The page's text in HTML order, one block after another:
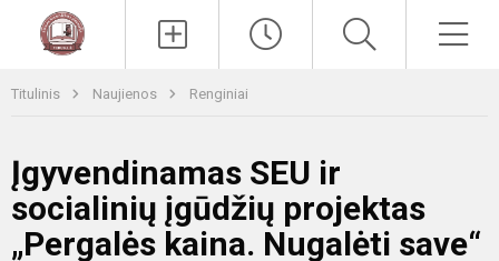
Titulinis Naujienos Renginiai
Įgyvendinamas SEU ir
socialinių įgūdžių projektas
„Pergalės kaina. Nugalėti save“